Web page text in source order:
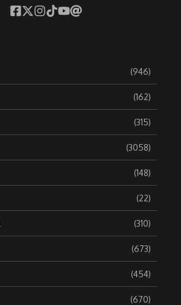
(946)
(162)
(315)
(3058)
(148)
(22)
(310)
(673)
(454)
(670)